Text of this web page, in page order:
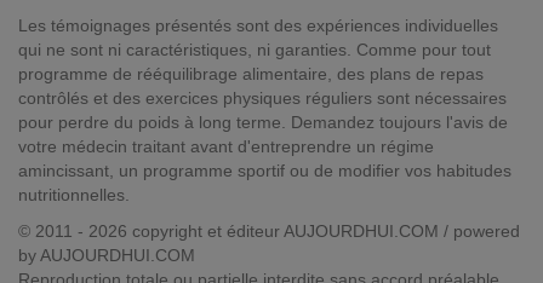
Les témoignages présentés sont des expériences individuelles
qui ne sont ni caractéristiques, ni garanties. Comme pour tout
programme de rééquilibrage alimentaire, des plans de repas
contrôlés et des exercices physiques réguliers sont nécessaires
pour perdre du poids à long terme. Demandez toujours l'avis de
votre médecin traitant avant d'entreprendre un régime
amincissant, un programme sportif ou de modifier vos habitudes
nutritionnelles.
© 2011 - 2026 copyright et éditeur AUJOURDHUI.COM / powered
by AUJOURDHUI.COM